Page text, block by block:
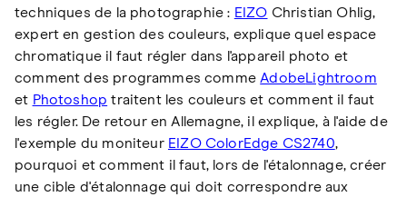
techniques de la photographie : EIZO Christian Ohlig,
expert en gestion des couleurs, explique quel espace
chromatique il faut régler dans l'appareil photo et
comment des programmes comme AdobeLightroom
et Photoshop traitent les couleurs et comment il faut
les régler. De retour en Allemagne, il explique, à l'aide de
l'exemple du moniteur EIZO ColorEdge CS2740,
pourquoi et comment il faut, lors de l'étalonnage, créer
une cible d'étalonnage qui doit correspondre aux